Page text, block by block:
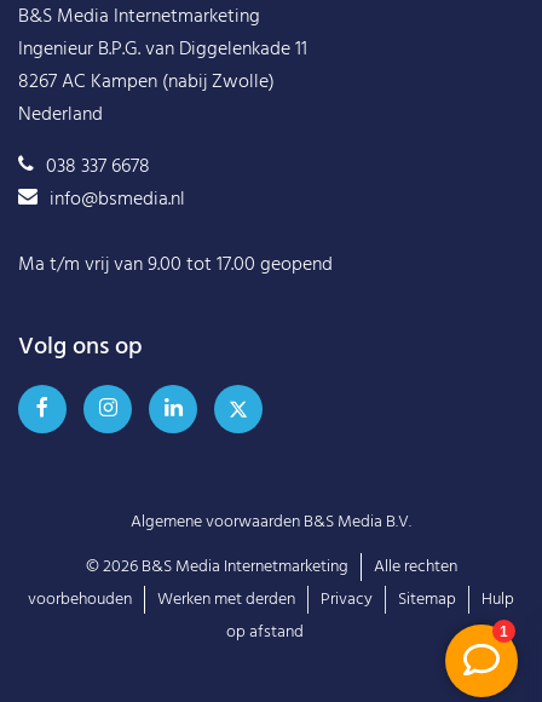
B&S Media Internetmarketing
Ingenieur B.P.G. van Diggelenkade 11
8267 AC Kampen (nabij Zwolle)
Nederland
038 337 6678
info@bsmedia.nl
Ma t/m vrij van 9.00 tot 17.00 geopend
Volg ons op
Algemene voorwaarden B&S Media B.V.
© 2026B&S Media Internetmarketing
Alle rechten
voorbehouden
Werken met derden Privacy Sitemap
Hulp
op afstand